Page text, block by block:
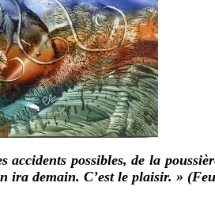
accidents possibles, de la
ira demain. C’est le plaisir. »